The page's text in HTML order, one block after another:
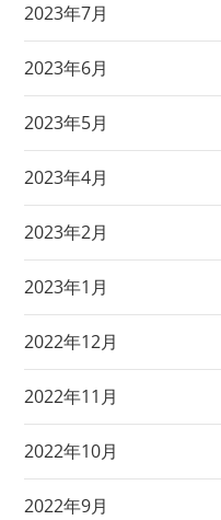
2023年7月
2023年6月
2023年5月
2023年4月
2023年2月
2023年1月
2022年12月
2022年11月
2022年10月
2022年9月